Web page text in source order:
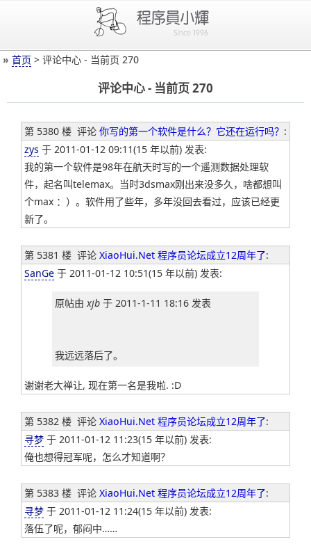
» 首页 > 评论中心 - 当前页 270
评论中心 - 当前页 270
第 5380 楼 评论 你写的第一个软件是什么？它还在运行吗？ :
zys 于 2011-01-12 09:11(15 年以前) 发表:
我的第一个软件是98年在航天时写的一个遥测数据处理软
件，起名叫telemax。当时3dsmax刚出来没多久，啥都想叫
个max ：）。软件用了些年，多年没回去看过，应该已经更
新了。
第 5381 楼 评论 XiaoHui.Net 程序员论坛成立12周年了:
SanGe 于 2011-01-12 10:51(15 年以前) 发表:
原帖由xjb 于 2011-1-11 18:16 发表
我远远落后了。
谢谢老大禅让, 现在第一名是我啦. :D
第 5382 楼 评论 XiaoHui.Net 程序员论坛成立12周年了:
寻梦 于 2011-01-12 11:23(15 年以前) 发表:
俺也想得冠军呢，怎么才知道啊？
第 5383 楼 评论 XiaoHui.Net 程序员论坛成立12周年了:
寻梦 于 2011-01-12 11:24(15 年以前) 发表:
落伍了呢，郁闷中……